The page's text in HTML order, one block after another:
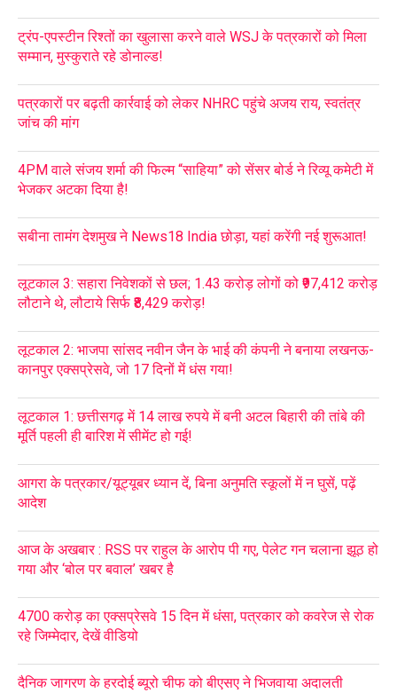
ट्रंप-एपस्टीन रिश्तों का खुलासा करने वाले WSJ के पत्रकारों को मिला
सम्मान, मुस्कुराते रहे डोनाल्ड!
पत्रकारों पर बढ़ती कार्रवाई को लेकर NHRC पहुंचे अजय राय, स्वतंत्र
जांच की मांग
4PM वाले संजय शर्मा की फिल्म “साहिया” को सेंसर बोर्ड ने रिव्यू कमेटी में
भेजकर अटका दिया है!
सबीना तामंग देशमुख ने News18 India छोड़ा, यहां करेंगी नई शुरूआत!
लूटकाल 3: सहारा निवेशकों से छल; 1.43 करोड़ लोगों को ₹97,412 करोड़
लौटाने थे, लौटाये सिर्फ ₹8,429 करोड़!
लूटकाल 2: भाजपा सांसद नवीन जैन के भाई की कंपनी ने बनाया लखनऊ-
कानपुर एक्सप्रेसवे, जो 17 दिनों में धंस गया!
लूटकाल 1: छत्तीसगढ़ में 14 लाख रुपये में बनी अटल बिहारी की तांबे की
मूर्ति पहली ही बारिश में सीमेंट हो गई!
आगरा के पत्रकार/यूट्यूबर ध्यान दें, बिना अनुमति स्कूलों में न घुसें, पढ़ें
आदेश
आज के अखबार : RSS पर राहुल के आरोप पी गए, पेलेट गन चलाना झूठ हो
गया और ‘बोल पर बवाल’ खबर है
4700 करोड़ का एक्सप्रेसवे 15 दिन में धंसा, पत्रकार को कवरेज से रोक
रहे जिम्मेदार, देखें वीडियो
दैनिक जागरण के हरदोई ब्यूरो चीफ को बीएसए ने भिजवाया अदालती